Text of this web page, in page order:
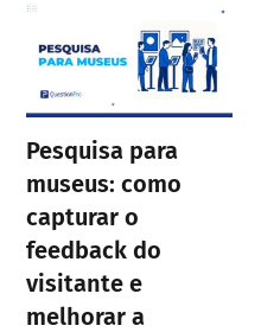
Pesquisa para
museus: como
capturar o
feedback do
visitante e
melhorar a